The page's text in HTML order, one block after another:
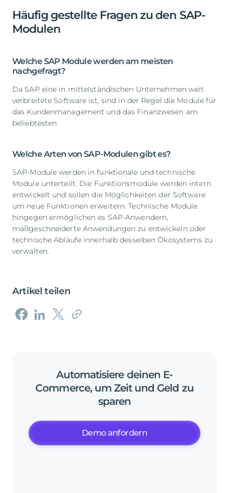
Häufig gestellte Fragen zu den SAP-
Modulen
Welche SAP Module werden am meisten
nachgefragt?
Da SAP eine in mittelständischen Unternehmen weit
verbreitete Software ist, sind in der Regel die Module für
das Kundenmanagement und das Finanzwesen am
beliebtesten.
Welche Arten von SAP-Modulen gibt es?
SAP-Module werden in funktionale und technische
Module unterteilt. Die Funktionsmodule werden intern
entwickelt und sollen die Möglichkeiten der Software
um neue Funktionen erweitern. Technische Module
hingegen ermöglichen es SAP-Anwendern,
maßgeschneiderte Anwendungen zu entwickeln oder
technische Abläufe innerhalb desselben Ökosystems zu
verwalten.
Artikel teilen
Automatisiere deinen E-
Commerce, um Zeit und Geld zu
sparen
Demo anfordern